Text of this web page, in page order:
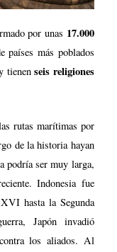
por unas 17.000
países más poblados
tienenseis religiones
rutas marítimas por
de la historia hayan
podría ser muy larga,
Indonesia fue
hasta la Segunda
Japón invadió
los aliados. Al